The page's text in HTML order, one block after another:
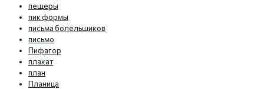
пещеры
пик формы
письма болельщиков
письмо
Пифагор
плакат
план
Планица